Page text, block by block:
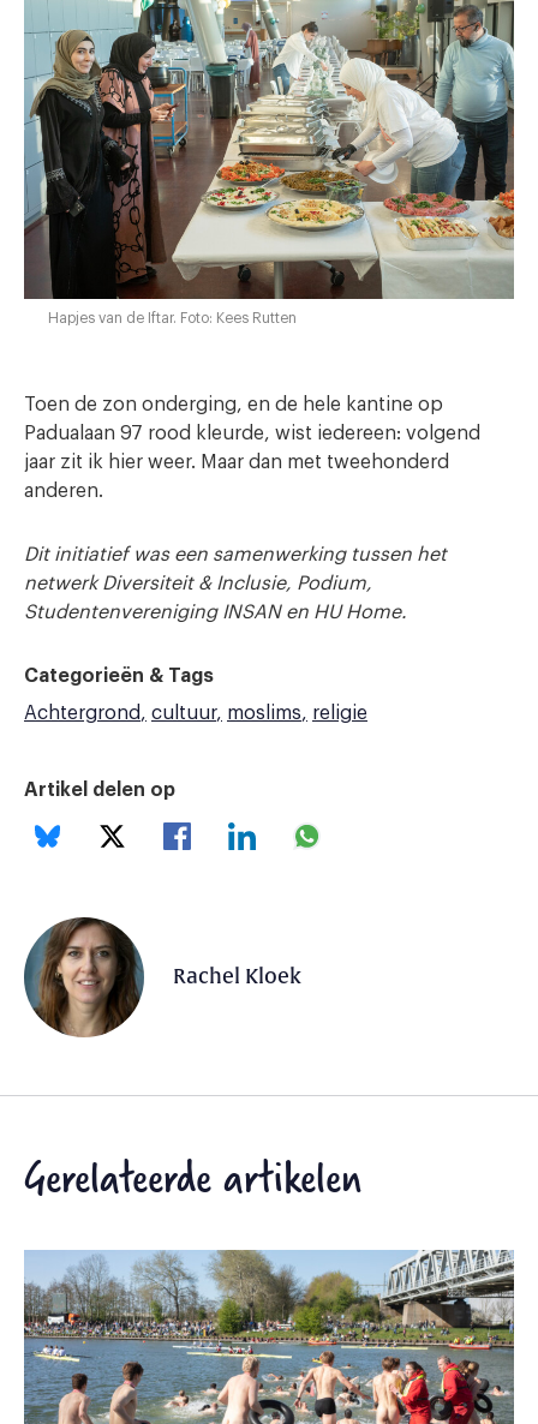
Hapjes van de Iftar. Foto: Kees Rutten
Toen de zon onderging, en de hele kantine op
Padualaan 97 rood kleurde, wist iedereen: volgend
jaar zit ik hier weer. Maar dan met tweehonderd
anderen.
Dit initiatief was een samenwerking tussen het
netwerk Diversiteit & Inclusie, Podium,
Studentenvereniging INSAN en HU Home.
Categorieën & Tags
Achtergrond
cultuur moslims religie
Artikel delen op
Rachel Kloek
Gerelateerde artikelen